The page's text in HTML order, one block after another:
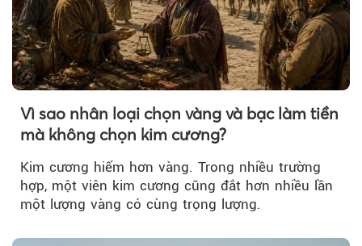
Vì sao nhân loại chọn vàng và bạc làm tiền
mà không chọn kim cương?
Kim cương hiếm hơn vàng. Trong nhiều trường
hợp, một viên kim cương cũng đắt hơn nhiều lần
một lượng vàng có cùng trọng lượng.